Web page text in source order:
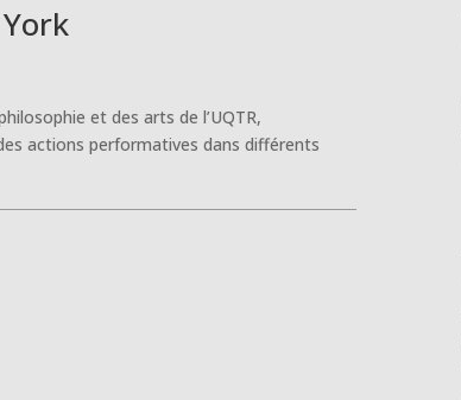
et des arts de l’UQTR,
actions performatives dans différents